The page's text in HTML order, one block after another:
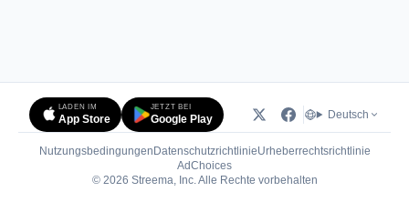
LADEN IM
App Store
JETZT BEI
Google Play Deutsch
Nutzungsbedingungen DatenschutzrichtlinieUrheberrechtsrichtlinie
AdChoices(öffnet in neuem Tab)
© 2026 Streema, Inc. Alle Rechte vorbehalten